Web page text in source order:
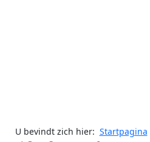
U bevindt zich hier: Startpagina